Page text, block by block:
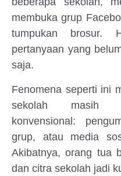
membuka grup
tumpukan brosur.
pertanyaan yang
saja.
Fenomena seperti ini
sekolah masih
konvensional:
grup, atau media
Akibatnya, orang tua
dan citra sekolah jadi